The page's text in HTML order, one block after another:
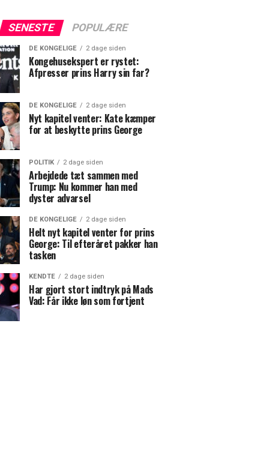
SENESTE POPULÆRE
DE KONGELIGE 2 dage siden
Kongehusekspert er rystet:
Afpresser prins Harry sin far?
DE KONGELIGE 2 dage siden
Nyt kapitel venter: Kate kæmper
for at beskytte prins George
POLITIK 2 dage siden
Arbejdede tæt sammen med
Trump: Nu kommer han med
dyster advarsel
DE KONGELIGE 2 dage siden
Helt nyt kapitel venter for prins
George: Til efteråret pakker han
tasken
KENDTE 2 dage siden
Har gjort stort indtryk på Mads
Vad: Får ikke løn som fortjent